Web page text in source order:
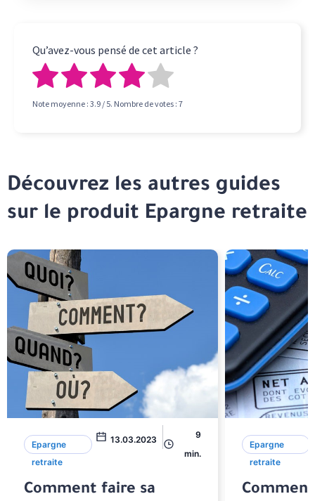
Qu’avez-vous pensé de cet article ?
Note moyenne : 3.9 / 5. Nombre de votes : 7
Découvrez les autres guides
sur le produit Epargne retraite
Epargne
retraite
13.03.2023
9
min.
Comment faire sa
Epargne
retraite